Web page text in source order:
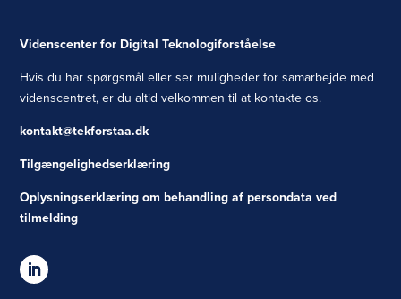
Videnscenter for Digital Teknologiforståelse
Hvis du har spørgsmål eller ser muligheder for samarbejde med
videnscentret, er du altid velkommen til at kontakte os.
kontakt@tekforstaa.dk
Tilgængelighedserklæring
Oplysningserklæring om behandling af persondata ved
tilmelding